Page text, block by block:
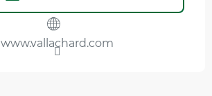
www.vallachard.com